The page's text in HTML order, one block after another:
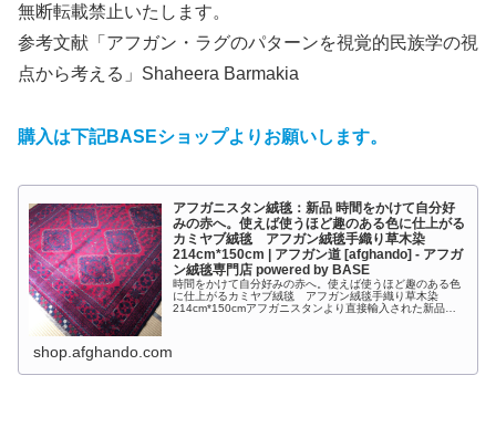
無断転載禁止いたします。
参考文献「アフガン・ラグのパターンを視覚的民族学の視
点から考える」Shaheera Barmakia
購入は下記BASEショップよりお願いします。
アフガニスタン絨毯：新品 時間をかけて自分好
みの赤へ。使えば使うほど趣のある色に仕上がる
カミヤブ絨毯 アフガン絨毯手織り草木染
214cm*150cm | アフガン道 [afghando] - アフガ
ン絨毯専門店 powered by BASE
時間をかけて自分好みの赤へ。使えば使うほど趣のある色
に仕上がるカミヤブ絨毯 アフガン絨毯手織り草木染
214cm*150cmアフガニスタンより直接輸入された新品未
shop.afghando.com